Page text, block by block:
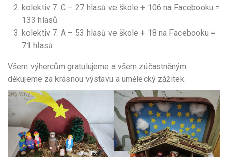
kolektiv 7. C – 27 hlasů ve škole + 106 na Facebooku =
133 hlasů
kolektiv 7. A – 53 hlasů ve škole + 18 na Facebooku =
71 hlasů
Všem výhercům gratulujeme a všem zúčastněným
děkujeme za krásnou výstavu a umělecký zážitek.